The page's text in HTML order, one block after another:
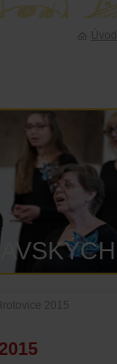
2015